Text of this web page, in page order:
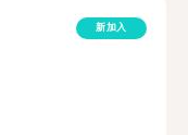
新加入